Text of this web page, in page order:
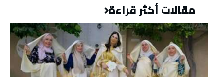
مقالات أكثر قراءة